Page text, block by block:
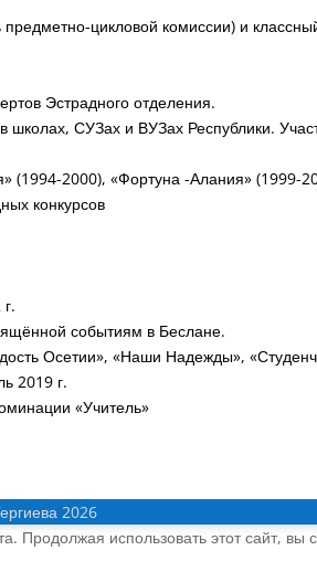
цикловой комиссии) и
Эстрадного отделения.
СУЗах и ВУЗах Республики.
(1994-2000), «Фортуна -Алания» (1999-
конкурсов
событиям в Беслане.
Осетии», «Наши Надежды»,
2019 г.
«Учитель»
2026
использовать этот сайт, вы